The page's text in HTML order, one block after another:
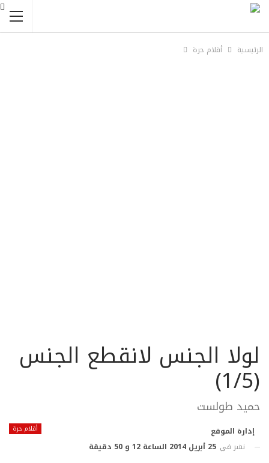
الرئيسية أقلام حرة
لولا الجنس لانقطع الجنس
(1/5)
حميد طولست
أقلام حرة
إدارة الموقع
نشر في 25 أبريل 2014 الساعة 12 و 50 دقيقة